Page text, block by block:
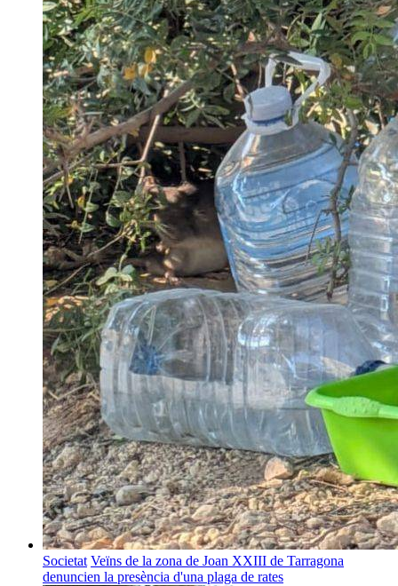
Societat Veïns de la zona de Joan XXIII de Tarragona
denuncien la presència d'una plaga de rates